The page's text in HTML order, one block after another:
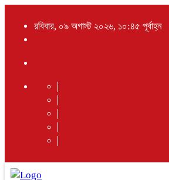
রবিবার, ০৯ অগাস্ট ২০২৬, ১০:৪৫ পূর্বাহ্ন